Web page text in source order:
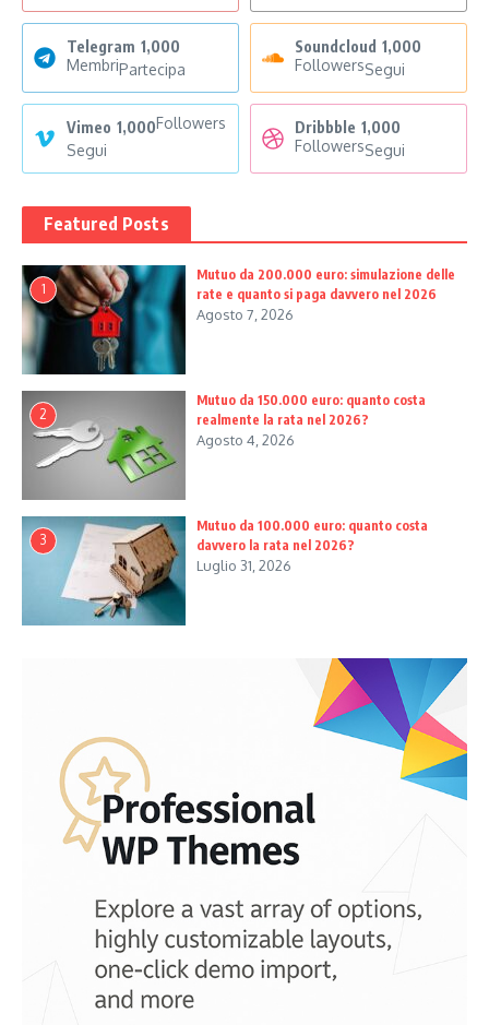
Telegram 1,000
MembriPartecipa
Soundcloud 1,000
FollowersSegui
Vimeo 1,000Followers
Segui
Dribbble 1,000
FollowersSegui
Featured Posts
1
Mutuo da 200.000 euro: simulazione delle
rate e quanto si paga davvero nel 2026
Agosto 7, 2026
2
Mutuo da 150.000 euro: quanto costa
realmente la rata nel 2026?
Agosto 4, 2026
3
Mutuo da 100.000 euro: quanto costa
davvero la rata nel 2026?
Luglio 31, 2026